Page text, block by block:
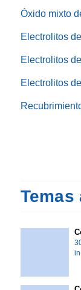
Óxido mixto
Electrolitos
Electrolitos
Electrolitos
Temas